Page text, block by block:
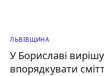
ЛЬВІВЩИНА
У Бориславі
впорядкувати